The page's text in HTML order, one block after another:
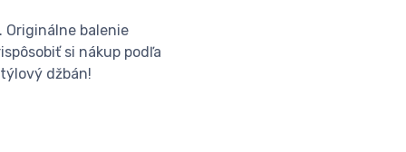
balenie
si nákup podľa
džbán!